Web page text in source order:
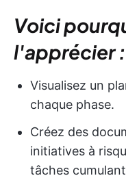
Voici
l'apprécier :
Visualisez un
chaque phase.
Créez des
initiatives à
tâches